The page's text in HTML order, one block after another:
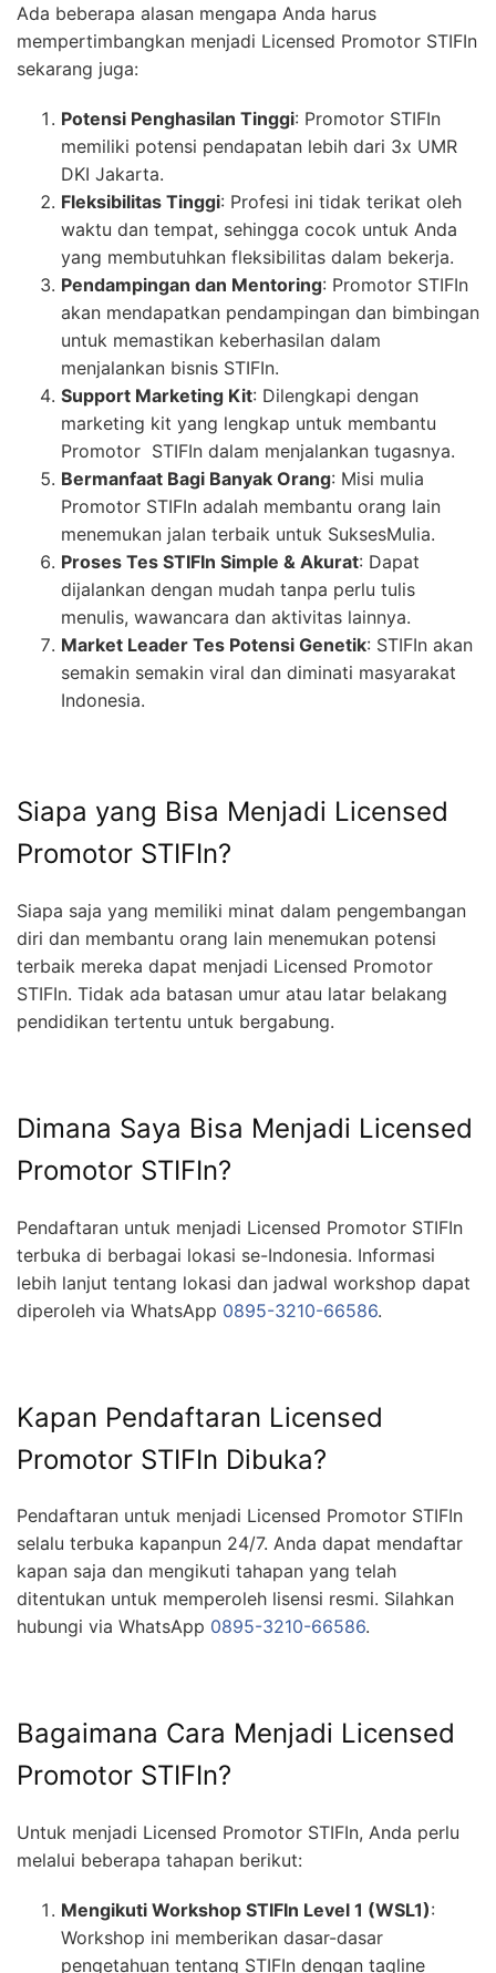
Ada beberapa alasan mengapa Anda harus
mempertimbangkan menjadi Licensed Promotor STIFIn
sekarang juga:
Potensi Penghasilan Tinggi: Promotor STIFIn
memiliki potensi pendapatan lebih dari 3x UMR
DKI Jakarta.
Fleksibilitas Tinggi: Profesi ini tidak terikat oleh
waktu dan tempat, sehingga cocok untuk Anda
yang membutuhkan fleksibilitas dalam bekerja.
Pendampingan dan Mentoring: Promotor STIFIn
akan mendapatkan pendampingan dan bimbingan
untuk memastikan keberhasilan dalam
menjalankan bisnis STIFIn.
Support Marketing Kit: Dilengkapi dengan
marketing kit yang lengkap untuk membantu
Promotor STIFIn dalam menjalankan tugasnya.
Bermanfaat Bagi Banyak Orang: Misi mulia
Promotor STIFIn adalah membantu orang lain
menemukan jalan terbaik untuk SuksesMulia.
Proses Tes STIFIn Simple & Akurat: Dapat
dijalankan dengan mudah tanpa perlu tulis
menulis, wawancara dan aktivitas lainnya.
Market Leader Tes Potensi Genetik: STIFIn akan
semakin semakin viral dan diminati masyarakat
Indonesia.
Siapa yang Bisa Menjadi Licensed
Promotor STIFIn?
Siapa saja yang memiliki minat dalam pengembangan
diri dan membantu orang lain menemukan potensi
terbaik mereka dapat menjadi Licensed Promotor
STIFIn. Tidak ada batasan umur atau latar belakang
pendidikan tertentu untuk bergabung.
Dimana Saya Bisa Menjadi Licensed
Promotor STIFIn?
Pendaftaran untuk menjadi Licensed Promotor STIFIn
terbuka di berbagai lokasi se-Indonesia. Informasi
lebih lanjut tentang lokasi dan jadwal workshop dapat
diperoleh via WhatsApp 0895-3210-66586.
Kapan Pendaftaran Licensed
Promotor STIFIn Dibuka?
Pendaftaran untuk menjadi Licensed Promotor STIFIn
selalu terbuka kapanpun 24/7. Anda dapat mendaftar
kapan saja dan mengikuti tahapan yang telah
ditentukan untuk memperoleh lisensi resmi. Silahkan
hubungi via WhatsApp 0895-3210-66586.
Bagaimana Cara Menjadi Licensed
Promotor STIFIn?
Untuk menjadi Licensed Promotor STIFIn, Anda perlu
melalui beberapa tahapan berikut:
Mengikuti Workshop STIFIn Level 1 (WSL1):
Workshop ini memberikan dasar-dasar
pengetahuan tentang STIFIn dengan tagline